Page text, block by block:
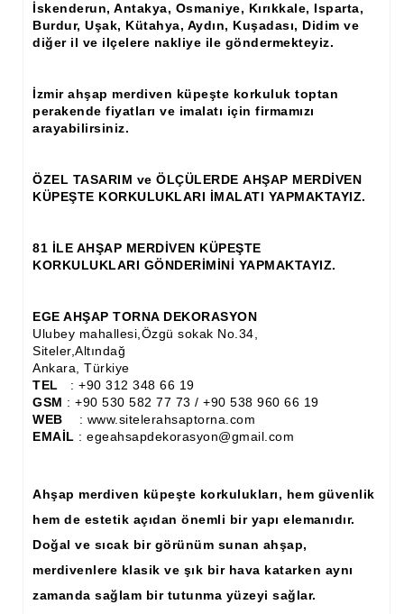
El Oyması Ham Ahşap Yatak Başlıkları
Ahşap Aksesuarlar
Ahşap İşlemeli Düz Klapa
Ahşap Merdiven Dikmeleri
Ahşap Profil Çıta
Ahşap Sütun
Ayons Baskılı Ahşap Çıta Modelleri
Burgulu Çıta İmalatı, Modelleri
Cibinlik
Cnc Ürün Çeşitleri
Dekoratif Çıta İmalatı, Modelleri
İthal Çıta İmalatı, Modelleri
İskenderun, Antakya, Osmaniye, Kırıkkale, Isparta,
Burdur, Uşak, Kütahya, Aydın, Kuşadası, Didim ve
diğer il ve ilçelere nakliye ile göndermekteyiz.
İzmir ahşap merdiven küpeşte korkuluk toptan
perakende fiyatları ve imalatı için firmamızı
arayabilirsiniz.
ÖZEL TASARIM ve ÖLÇÜLERDE AHŞAP MERDİVEN
KÜPEŞTE KORKULUKLARI İMALATI YAPMAKTAYIZ.
81 İLE AHŞAP MERDİVEN KÜPEŞTE
KORKULUKLARI GÖNDERİMİNİ YAPMAKTAYIZ.
EGE AHŞAP TORNA DEKORASYON
Ulubey mahallesi,Özgü sokak No.34,
Siteler,Altındağ
Ankara, Türkiye
TEL : +90 312 348 66 19
GSM : +90 530 582 77 73 / +90 538 960 66 19
WEB : www.sitelerahsaptorna.com
EMAİL : egeahsapdekorasyon@gmail.com
Ahşap merdiven küpeşte korkulukları, hem güvenlik
hem de estetik açıdan önemli bir yapı elemanıdır.
Doğal ve sıcak bir görünüm sunan ahşap,
merdivenlere klasik ve şık bir hava katarken aynı
zamanda sağlam bir tutunma yüzeyi sağlar.